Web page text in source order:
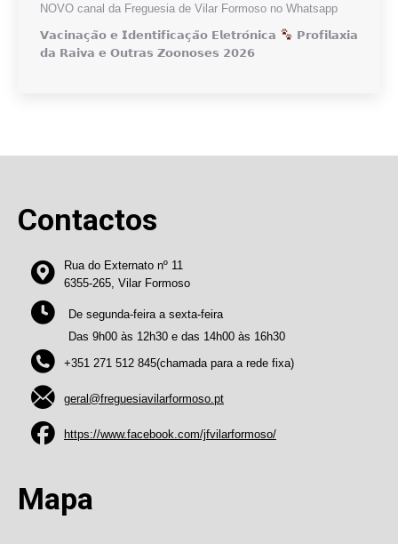
NOVO canal da Freguesia de Vilar Formoso no Whatsapp
𝗩𝗮𝗰𝗶𝗻𝗮𝗰̧𝗮̃𝗼 𝗲 𝗜𝗱𝗲𝗻𝘁𝗶𝗳𝗶𝗰𝗮𝗰̧𝗮̃𝗼 𝗘𝗹𝗲𝘁𝗿𝗼́𝗻𝗶𝗰𝗮
𝗣𝗿𝗼𝗳𝗶𝗹𝗮𝘅𝗶𝗮
𝗱𝗮 𝗥𝗮𝗶𝘃𝗮 𝗲 𝗢𝘂𝘁𝗿𝗮𝘀 𝗭𝗼𝗼𝗻𝗼𝘀𝗲𝘀 𝟮𝟬𝟮𝟲
Contactos
Rua do Externato nº 11
6355-265, Vilar Formoso
De segunda-feira a sexta-feira
Das 9h00 às 12h30 e das 14h00 às 16h30
+351 271 512 845(chamada para a rede fixa)
geral@freguesiavilarformoso.pt
https://www.facebook.com/jfvilarformoso/
Mapa